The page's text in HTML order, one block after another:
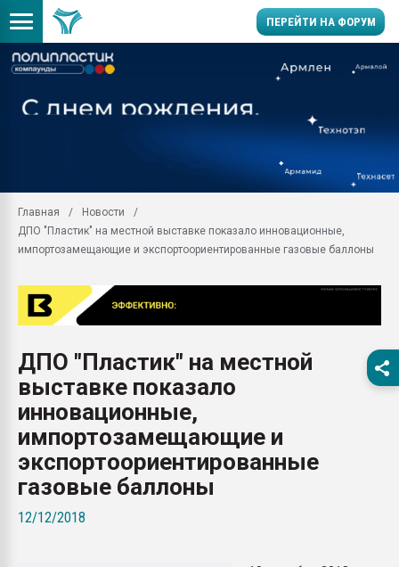
ПЕРЕЙТИ НА ФОРУМ
заводу пластмасс"
Вакуум-формовочные
первый план в
28.07.2026
ситуацией на
бутылок
Главная
Новости
ДПО "Пластик" на местной выставке показало инновационные,
импортозамещающие и экспортоориентированные газовые баллоны
ДПО "Пластик" на местной
выставке показало
инновационные,
импортозамещающие и
экспортоориентированные
газовые баллоны
12/12/2018